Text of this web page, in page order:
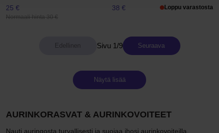
25 €
Normaali hinta 30 €
38 € Loppu varastosta
Sivu 1/9 Seuraava
Näytä lisää
AURINKORASVAT & AURINKOVOITEET
Nauti auringosta turvallisesti ja suojaa ihosi aurinkovoiteilla.